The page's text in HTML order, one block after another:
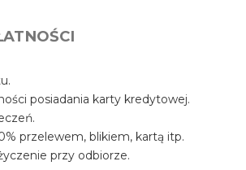
posiadania karty kredytowej.
przelewem, blikiem, kartą itp.
przy odbiorze.